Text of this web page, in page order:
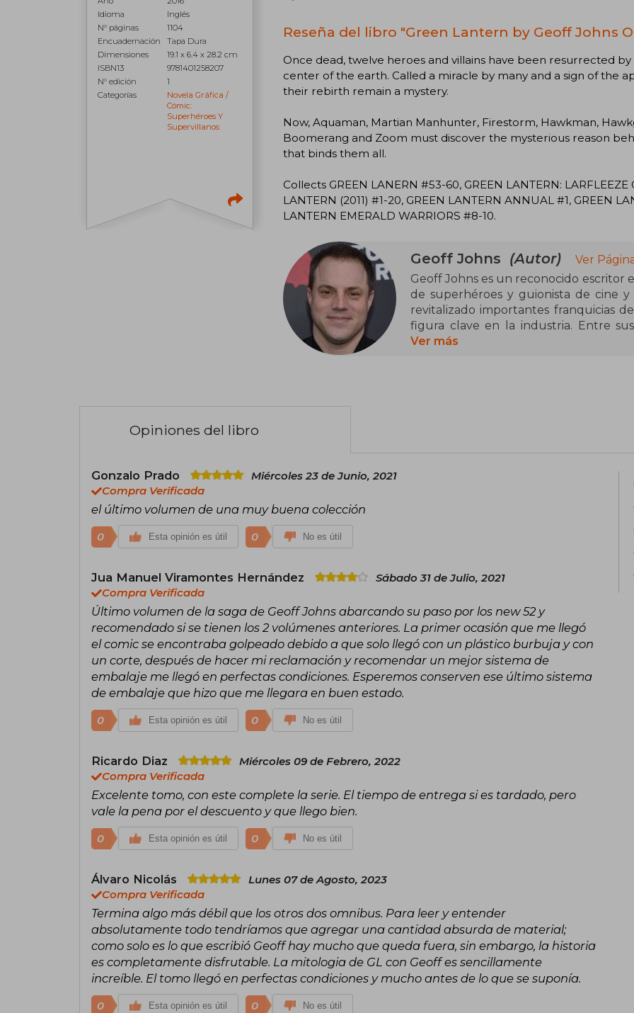
Idioma
Inglés
N° páginas
1104
Encuadernación
Tapa Dura
Dimensiones
19.1 x 6.4 x 28.2 cm
ISBN13
9781401258207
N° edición
1
Categorías
Novela Gráfica /
Cómic:
Superhéroes Y
Supervillanos
Reseña del libro "Green Lantern by Geoff Johns
Once dead, twelve heroes and villains have been resurrected
center of the earth. Called a miracle by many and a sign of the
their rebirth remain a mystery.
Now, Aquaman, Martian Manhunter, Firestorm, Hawkman,
Boomerang and Zoom must discover the mysterious reason
that binds them all.
Collects GREEN LANERN #53-60, GREEN LANTERN: LARFLEEZE
LANTERN (2011) #1-20, GREEN LANTERN ANNUAL #1, GREEN
LANTERN EMERALD WARRIORS #8-10.
Geoff Johns (Autor)
Ver
Geoff Johns es un reconocido escritor
de superhéroes y guionista de cine
revitalizado importantes franquicias
figura clave en la industria. Entre
Green Lantern: Renacimiento
en el género de superhéroes ha
Su colaboración en proyectos de
Ver más
Opiniones del libro
Gonzalo Prado
Miércoles 23 de Junio, 2021
Compra Verificada
el último volumen de una muy buena colección
0 Esta opinión es útil 0 No es útil
Jua Manuel Viramontes Hernández
Sábado 31 de Julio, 2021
Compra Verificada
Último volumen de la saga de Geoff Johns abarcando su paso por los new 52 y
recomendado si se tienen los 2 volúmenes anteriores. La primer ocasión que me llegó
el comic se encontraba golpeado debido a que solo llegó con un plástico burbuja y con
un corte, después de hacer mi reclamación y recomendar un mejor sistema de
embalaje me llegó en perfectas condiciones. Esperemos conserven ese último sistema
de embalaje que hizo que me llegara en buen estado.
0 Esta opinión es útil 0 No es útil
Ricardo Diaz
Miércoles 09 de Febrero, 2022
Compra Verificada
Excelente tomo, con este complete la serie. El tiempo de entrega si es tardado, pero
vale la pena por el descuento y que llego bien.
0 Esta opinión es útil 0 No es útil
Álvaro Nicolás
Lunes 07 de Agosto, 2023
Compra Verificada
Termina algo más débil que los otros dos omnibus. Para leer y entender
absolutamente todo tendríamos que agregar una cantidad absurda de material;
como solo es lo que escribió Geoff hay mucho que queda fuera, sin embargo, la historia
es completamente disfrutable. La mitologia de GL con Geoff es sencillamente
increíble. El tomo llegó en perfectas condiciones y mucho antes de lo que se suponía.
0 Esta opinión es útil 0 No es útil